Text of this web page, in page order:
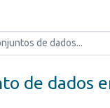
de dados